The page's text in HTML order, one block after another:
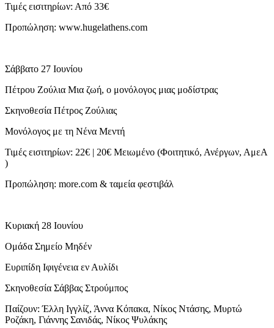
Τιμές εισιτηρίων: Από 33€
Προπώληση: www.hugelathens.com
Σάββατο 27 Ιουνίου
Πέτρου Ζούλια Μια ζωή, ο μονόλογος μιας μοδίστρας
Σκηνοθεσία Πέτρος Ζούλιας
Μονόλογος με τη Νένα Μεντή
Τιμές εισιτηρίων: 22€ | 20€ Μειωμένο (Φοιτητικό, Ανέργων, ΑμεΑ
)
Προπώληση: more.com & ταμεία φεστιβάλ
Κυριακή 28 Ιουνίου
Ομάδα Σημείο Μηδέν
Ευριπίδη Ιφιγένεια εν Αυλίδι
Σκηνοθεσία Σάββας Στρούμπος
Παίζουν: Έλλη Ιγγλίζ, Άννα Κόπακα, Νίκος Ντάσης, Μυρτώ
Ροζάκη, Γιάννης Σανιδάς, Νίκος Ψυλάκης